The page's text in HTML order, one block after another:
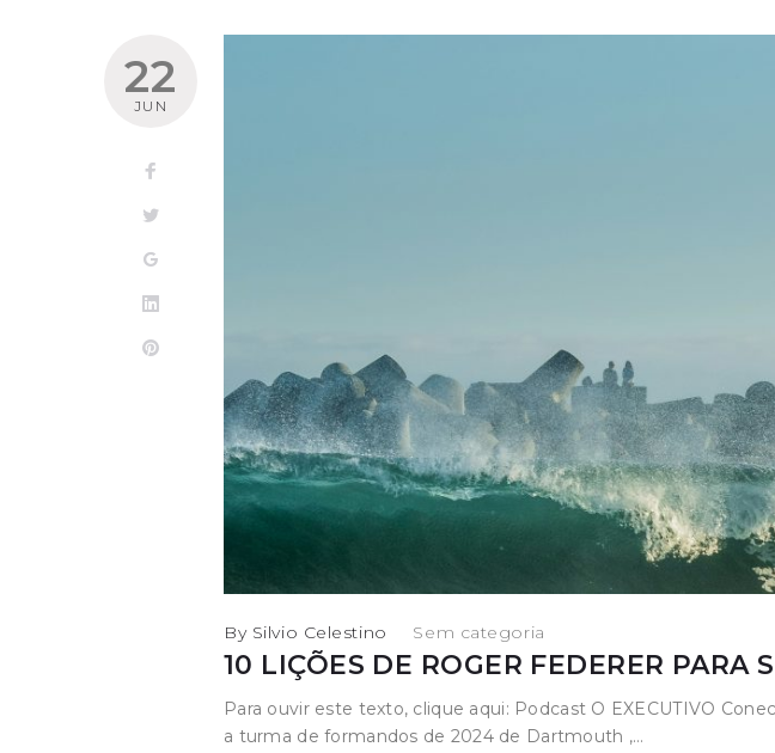
22
JUN
By Silvio Celestino Sem categoria
10 LIÇÕES DE ROGER FEDERER PARA
Para ouvir este texto, clique aqui: Podcast O EXECUTIVO
a turma de formandos de 2024 de Dartmouth ,…